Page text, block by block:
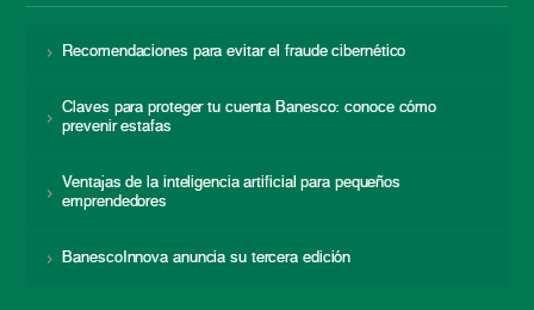
Recomendaciones para evitar el fraude cibernético
Claves para proteger tu cuenta Banesco: conoce cómo
prevenir estafas
Ventajas de la inteligencia artificial para pequeños
emprendedores
BanescoInnova anuncia su tercera edición